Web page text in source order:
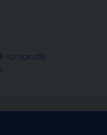
Fontanelle